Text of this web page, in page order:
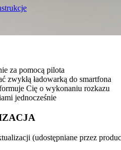
za pomocą pilota
zwykłą ładowarką do smartfona
Cię o wykonaniu rozkazu
jednocześnie
(udostępniane przez